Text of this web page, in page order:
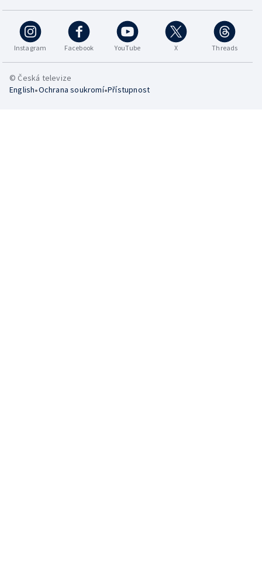
Instagram Facebook YouTube X Threads
© Česká televize
English•Ochrana soukromí•Přístupnost